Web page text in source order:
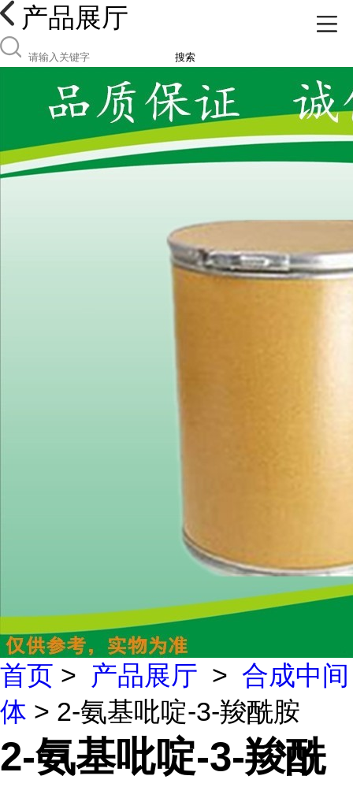
产品展厅
搜索
首页 > 产品展厅 > 合成中间
体 > 2-氨基吡啶-3-羧酰胺
2-氨基吡啶-3-羧酰